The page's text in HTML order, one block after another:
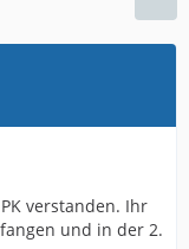
verstanden. Ihr
und in der 2.